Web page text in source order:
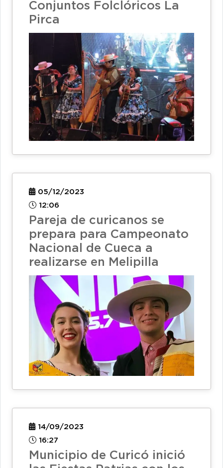
Conjuntos Folclóricos La
Pirca
05/12/2023
12:06
Pareja de curicanos se
prepara para Campeonato
Nacional de Cueca a
realizarse en Melipilla
14/09/2023
16:27
Municipio de Curicó inició